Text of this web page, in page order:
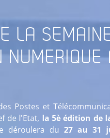
LA
NUMERIQUE
Postes et
de l'Etat, la 5è édition de
déroulera du 27 au 31